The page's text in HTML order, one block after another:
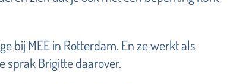
bij MEE in Rotterdam. En ze werkt als
sprak Brigitte daarover.